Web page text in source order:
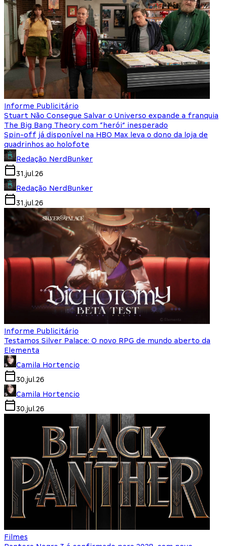
Informe Publicitário
Stuart Não Consegue Salvar o Universo expande a franquia
The Big Bang Theory com “herói” inesperado
Spin-off já disponível na HBO Max leva o dono da loja de
quadrinhos ao holofote
Redação NerdBunker
31.jul.26
Redação NerdBunker
31.jul.26
Informe Publicitário
Testamos Silver Palace: O novo RPG de mundo aberto da
Elementa
Camila Hortencio
30.jul.26
Camila Hortencio
30.jul.26
Filmes